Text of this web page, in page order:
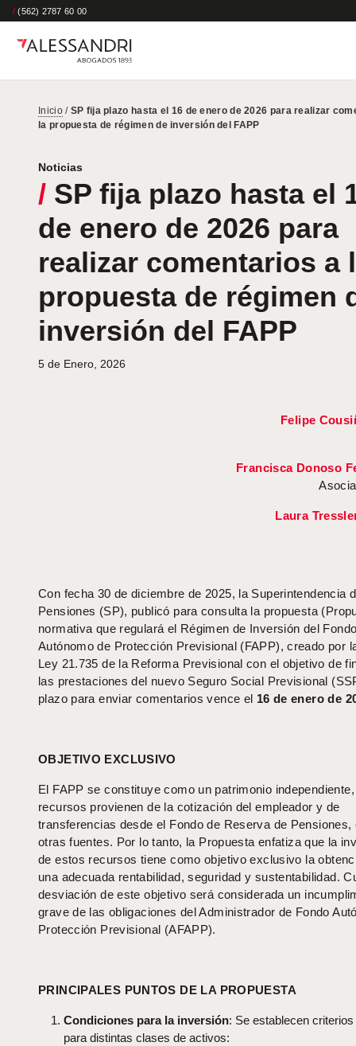
/ (562) 2787 60 00
Inicio/ SP fija plazo hasta el 16 de enero de 2026 para realizar
la propuesta de régimen de inversión del FAPP
Noticias
/ SP fija plazo hasta el
de enero de 2026 para
realizar comentarios a
propuesta de régimen
inversión del FAPP
5 de Enero, 2026
Felipe
Francisca Donoso
Laura
Con fecha 30 de diciembre de 2025, la Superintendencia
Pensiones (SP), publicó para consulta la propuesta
normativa que regulará el Régimen de Inversión del
Autónomo de Protección Previsional (FAPP), creado por
Ley 21.735 de la Reforma Previsional con el objetivo de
las prestaciones del nuevo Seguro Social Previsional
plazo para enviar comentarios vence el 16 de enero de
OBJETIVO EXCLUSIVO
El FAPP se constituye como un patrimonio
recursos provienen de la cotización del empleador y de
transferencias desde el Fondo de Reserva de Pensiones,
otras fuentes. Por lo tanto, la Propuesta enfatiza que la
de estos recursos tiene como objetivo exclusivo la
una adecuada rentabilidad, seguridad y sustentabilidad.
desviación de este objetivo será considerada un
grave de las obligaciones del Administrador de Fondo
Protección Previsional (AFAPP).
PRINCIPALES PUNTOS DE LA PROPUESTA
Condiciones para la inversión: Se establecen
para distintas clases de activos: